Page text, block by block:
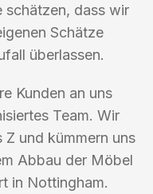
schätzen, dass wir
Schätze
überlassen.
Kunden an uns
Team. Wir
und kümmern uns
Abbau der Möbel
in Nottingham.